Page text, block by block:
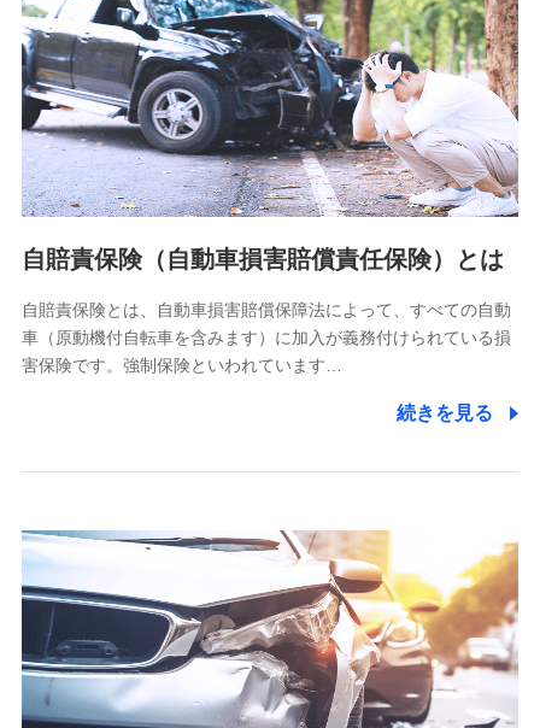
個人情報保護管理者の職名、連絡先
株式会社ドコモ・インシュアランス 営業部長
〒103-0013 東京都中央区日本橋人形町2-14-10 アーバン
ネット日本橋ビル 3F
株式会社ドコモ・インシュアランス
個人情報の第三者提供について
除き、第三者に提供いたしません。
業務の委託
当社は利用目的の達成に必要な範囲内において個人情報の取
【共同して利用される利用データの項目】
当社又は株式会社NTTドコモがサービス提供等を通じて取得
した、以下の情報などの個人データ
基本情報
氏名、電話番号、メールアドレス、お客さまの識別子、
属性、連絡先、dポイントサービスのご利用に関する情
自賠責保険（自動車損害賠償責任保険）とは
自賠責保険とは、自動車損害賠償保障法によって、すべての自動
車（原動機付自転車を含みます）に加入が義務付けられている損
害保険です。強制保険といわれています…
続きを見る